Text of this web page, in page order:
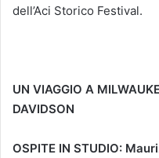
dell’Aci Storico Festival.
UN VIAGGIO A
DAVIDSON
OSPITE IN STUDIO: